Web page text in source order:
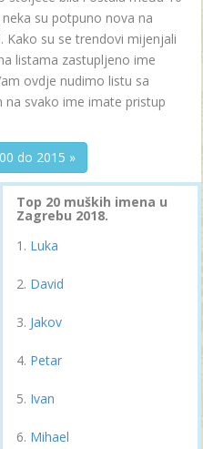
su potpuno nova na
Kako su se trendovi mijenjali
listama zastupljeno ime
ovdje nudimo listu sa
svako ime imate pristup
do 2015 »
Top 20 muških imena u
Zagrebu 2018.
Luka
David
Jakov
Petar
Ivan
Mihael